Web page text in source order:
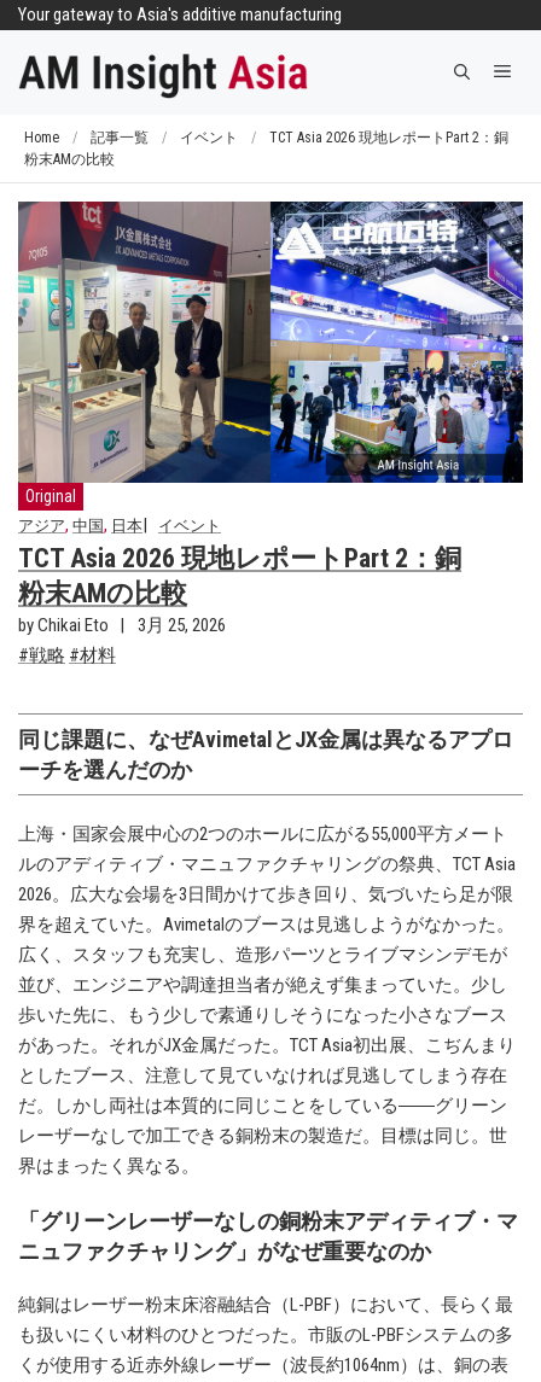
Your gateway to Asia's additive manufacturing
メ
Home / 記事一覧 / イベント /
TCT Asia 2026 現地レポートPart 2：銅
粉末AMの比較
Original
アジア, 中国, 日本 イベント
TCT Asia 2026 現地レポートPart 2：銅
粉末AMの比較
by Chikai Eto
3月 25, 2026
戦略
材料
同じ課題に、なぜAvimetalとJX金属は異なるアプロ
ーチを選んだのか
上海・国家会展中心の2つのホールに広がる55,000平方メート
ルのアディティブ・マニュファクチャリングの祭典、TCT Asia
2026。広大な会場を3日間かけて歩き回り、気づいたら足が限
界を超えていた。Avimetalのブースは見逃しようがなかった。
広く、スタッフも充実し、造形パーツとライブマシンデモが
並び、エンジニアや調達担当者が絶えず集まっていた。少し
歩いた先に、もう少しで素通りしそうになった小さなブース
があった。それがJX金属だった。TCT Asia初出展、こぢんまり
としたブース、注意して見ていなければ見逃してしまう存在
だ。しかし両社は本質的に同じことをしている――グリーン
レーザーなしで加工できる銅粉末の製造だ。目標は同じ。世
界はまったく異なる。
「グリーンレーザーなしの銅粉末アディティブ・マ
ニュファクチャリング」がなぜ重要なのか
純銅はレーザー粉末床溶融結合（L-PBF）において、長らく最
も扱いにくい材料のひとつだった。市販のL-PBFシステムの多
くが使用する近赤外線レーザー（波長約1064nm）は、銅の表